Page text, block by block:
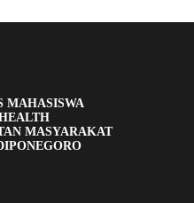
MAHASISWA
MASYARAKAT